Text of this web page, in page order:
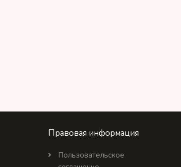
Правовая информация
Пользовательское